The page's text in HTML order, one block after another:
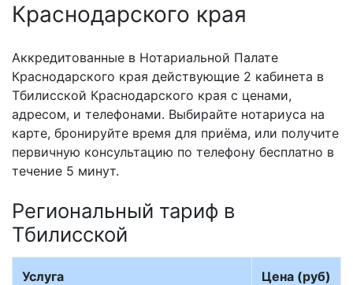
Краснодарского края
Аккредитованные в Нотариальной Палате
Краснодарского края действующие 2 кабинета в
Тбилисской Краснодарского края с ценами,
адресом, и телефонами. Выбирайте нотариуса на
карте, бронируйте время для приёма, или получите
первичную консультацию по телефону бесплатно в
течение 5 минут.
Региональный тариф в
Тбилисской
Услуга Цена (руб)